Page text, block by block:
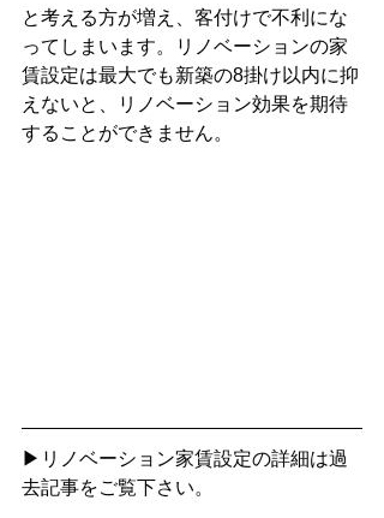
と考える方が増え、客付けで不利にな
ってしまいます。リノベーションの家
賃設定は最大でも新築の8掛け以内に抑
えないと、リノベーション効果を期待
することができません。
▶リノベーション家賃設定の詳細は過
去記事をご覧下さい。